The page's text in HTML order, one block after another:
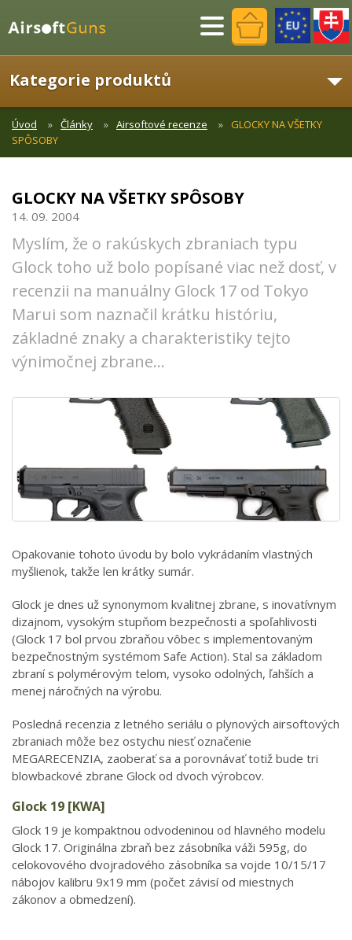
Menu
Kategorie produktů
Úvod Články Airsoftové recenze
GLOCKY NA VŠETKY
SPÔSOBY
GLOCKY NA VŠETKY SPÔSOBY
14. 09. 2004
Myslím, že o rakúskych zbraniach typu
Glock toho už bolo popísané viac než dosť, v
recenzii na manuálny Glock 17 od Tokyo
Marui som naznačil krátku históriu,
základné znaky a charakteristiky tejto
výnimočnej zbrane...
Opakovanie tohoto úvodu by bolo vykrádaním vlastných
myšlienok, takže len krátky sumár.
Glock je dnes už synonymom kvalitnej zbrane, s inovatívnym
dizajnom, vysokým stupňom bezpečnosti a spoľahlivosti
(Glock 17 bol prvou zbraňou vôbec s implementovaným
bezpečnostným systémom Safe Action). Stal sa základom
zbraní s polymérovým telom, vysoko odolných, ľahších a
menej náročných na výrobu.
Posledná recenzia z letného seriálu o plynových airsoftových
zbraniach môže bez ostychu niesť označenie
MEGARECENZIA, zaoberať sa a porovnávať totiž bude tri
blowbackové zbrane Glock od dvoch výrobcov.
Glock 19 [KWA]
Glock 19 je kompaktnou odvodeninou od hlavného modelu
Glock 17. Originálna zbraň bez zásobníka váži 595g, do
celokovového dvojradového zásobníka sa vojde 10/15/17
nábojov kalibru 9x19 mm (počet závisí od miestnych
zákonov a obmedzení).